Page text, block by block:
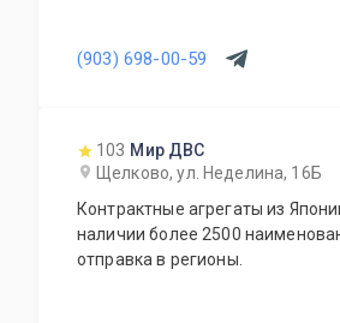
(903) 698-00-59
103 Мир ДВС
Щелково, ул. Неделина, 16Б
Контрактные агрегаты из
наличии более 2500
отправка в регионы.